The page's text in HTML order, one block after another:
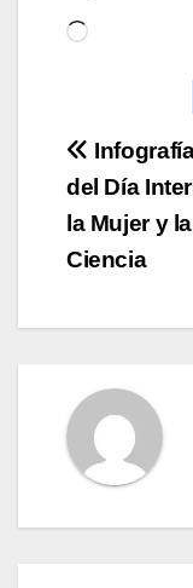
Cargando...
de
entradas
del Día
la Mujer y
Ciencia